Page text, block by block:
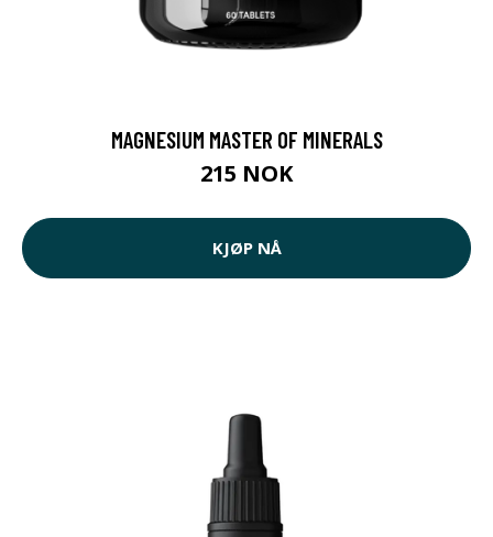
MAGNESIUM MASTER OF MINERALS
215 NOK
KJØP NÅ